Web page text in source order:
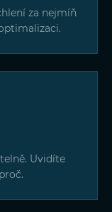
za nejmíň
Uvidíte